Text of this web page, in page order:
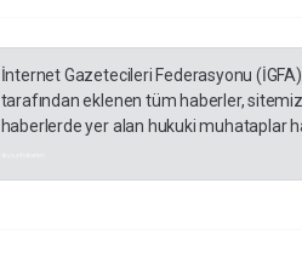
İnternet Gazetecileri Federasyonu
tarafından eklenen tüm haberler,
haberlerde yer alan hukuki muhataplar